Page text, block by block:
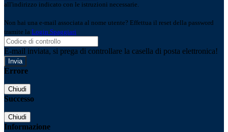
all'indirizzo indicato con le istruzioni necessarie.
Non hai una e-mail associata al nome utente? Effettua il reset della password
tramite la Login Spaggiari
E-mail inviata, si prega di controllare la casella di posta elettronica!
Errore
Chiudi
Successo
Chiudi
Informazione